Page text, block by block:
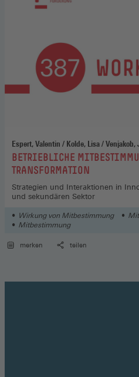
Espert, Valentin / Kolde,
:BETRIEBLICHE
TRANSFORMATION
Strategien und Interaktionen in
und sekundären Sektor
Wirkung von Mitbestimmung
Mitbestimmung
merken teilen